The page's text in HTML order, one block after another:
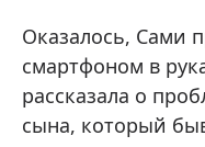
Оказалось, Сами
смартфоном в
рассказала о
сына, который